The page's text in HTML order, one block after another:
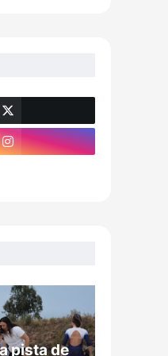
pista de